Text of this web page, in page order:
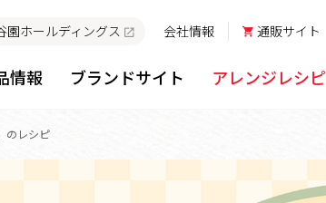
園ホールディングス 会社情報 通販サイト
情報 ブランドサイト アレンジレシピ
のレシピ